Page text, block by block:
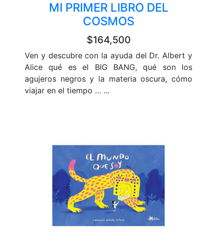
MI PRIMER LIBRO DEL
COSMOS
$164,500
Ven y descubre con la ayuda del Dr. Albert y
Alice qué es el BIG BANG, qué son los
agujeros negros y la materia oscura, cómo
viajar en el tiempo … ...